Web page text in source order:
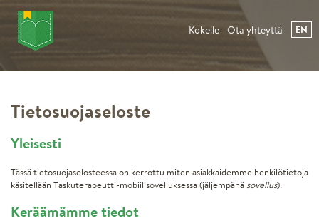
EN
Kokeile Ota yhteyttä
Tietosuojaseloste
Yleisesti
Tässä tietosuojaselosteessa on kerrottu miten asiakkaidemme henkilötietoja
käsitellään Taskuterapeutti-mobiilisovelluksessa (jäljempänä sovellus).
Keräämämme tiedot